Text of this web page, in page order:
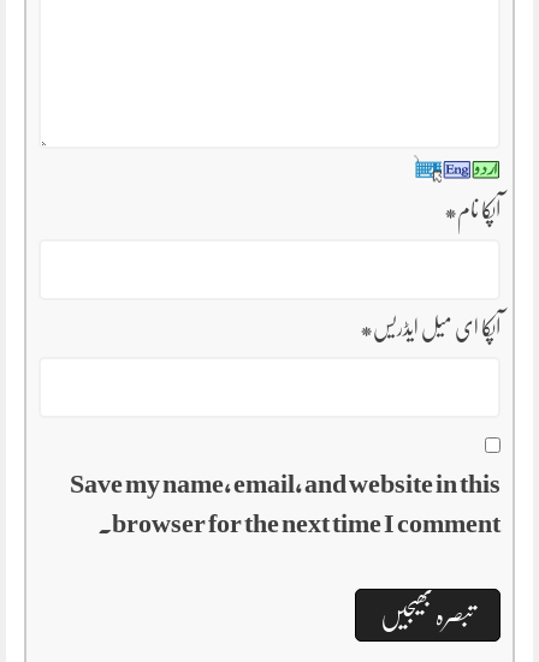
آپکا نام*
آپکا ای میل ایڈریس*
Save my name, email, and website in this
browser for the next time I comment.